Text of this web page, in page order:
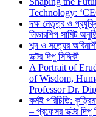
Technology:
দক্ষ নেতৃত্ব ও
লিডারশিপ সামিট
শব্দ ও সত্যের
ডক্টর দিপু সিদ্দিকী
A Portrait of
of Wisdom,
Professor Dr.
কর্মই পরিচিতি:
– প্রফেসর ডক্টর দিপু